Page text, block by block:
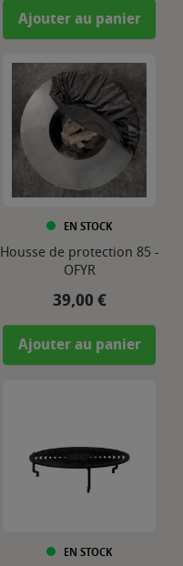
Ajouter au panier
EN STOCK
Housse de protection 85 -
OFYR
Prix
39,00 €
Ajouter au panier
EN STOCK